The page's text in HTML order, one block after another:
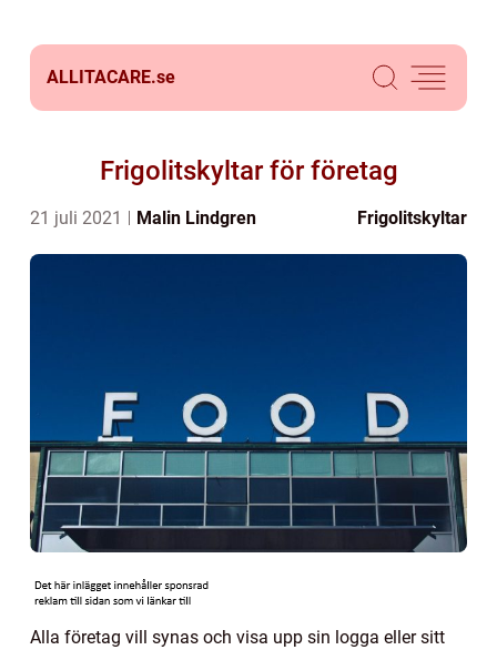
ALLITACARE.se
Frigolitskyltar för företag
21 juli 2021 Malin Lindgren Frigolitskyltar
Alla företag vill synas och visa upp sin logga eller sitt